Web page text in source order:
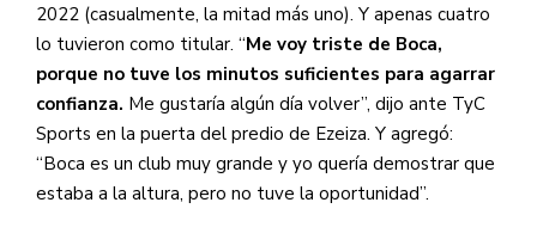
2022 (casualmente, la mitad más uno). Y apenas cuatro
lo tuvieron como titular. “Me voy triste de Boca,
porque no tuve los minutos suficientes para agarrar
confianza. Me gustaría algún día volver”, dijo ante TyC
Sports en la puerta del predio de Ezeiza. Y agregó:
“Boca es un club muy grande y yo quería demostrar que
estaba a la altura, pero no tuve la oportunidad”.